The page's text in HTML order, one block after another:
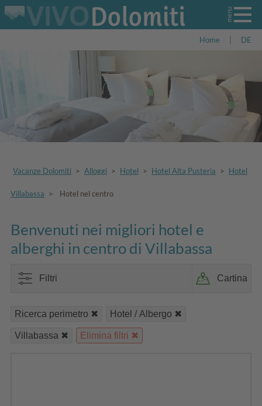
Home DE
Vacanze Dolomiti > Alloggi > Hotel > Hotel Alta Pusteria > Hotel
Villabassa > Hotel nel centro
Benvenuti nei migliori hotel e
alberghi in centro di Villabassa
Filtri Cartina
Ricerca perimetro Hotel / Albergo
Villabassa Elimina filtri